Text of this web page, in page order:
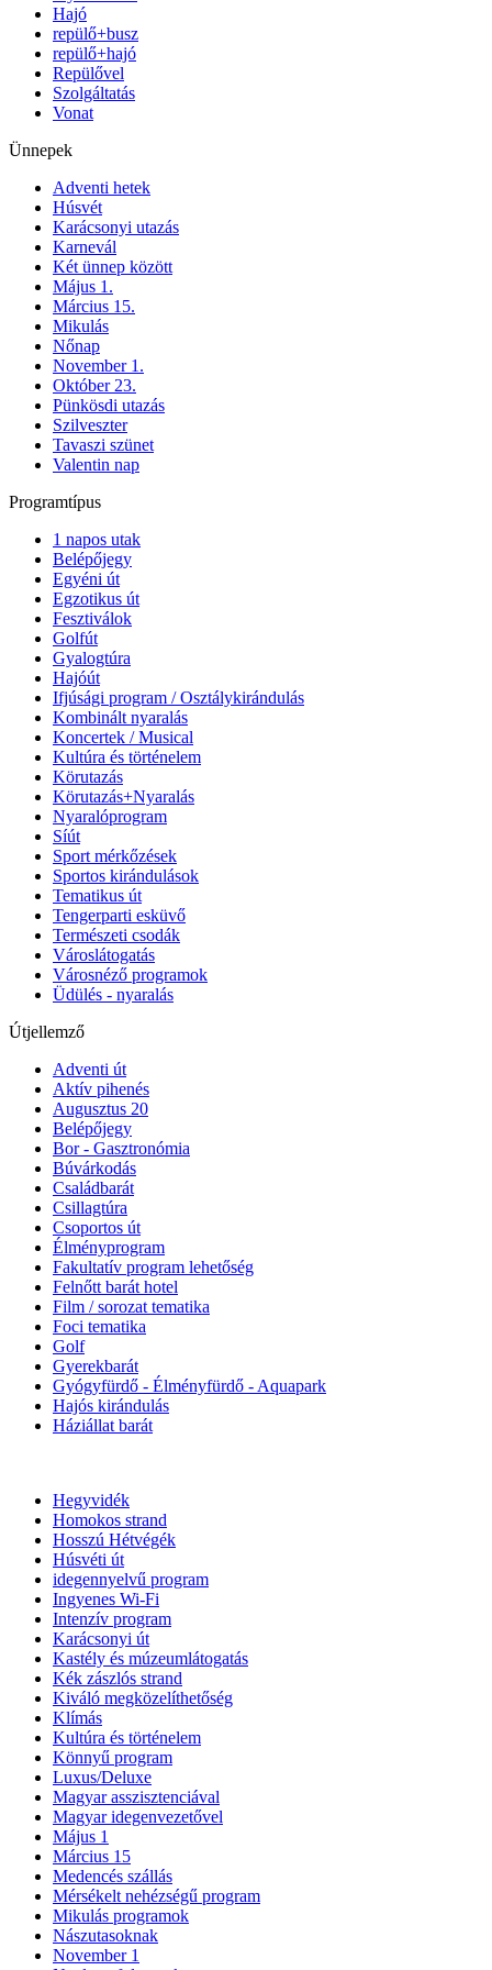
Hajó
repülő+busz
repülő+hajó
Repülővel
Szolgáltatás
Vonat
Ünnepek
Adventi hetek
Húsvét
Karácsonyi utazás
Karnevál
Két ünnep között
Május 1.
Március 15.
Mikulás
Nőnap
November 1.
Október 23.
Pünkösdi utazás
Szilveszter
Tavaszi szünet
Valentin nap
Programtípus
1 napos utak
Belépőjegy
Egyéni út
Egzotikus út
Fesztiválok
Golfút
Gyalogtúra
Hajóút
Ifjúsági program / Osztálykirándulás
Kombinált nyaralás
Koncertek / Musical
Kultúra és történelem
Körutazás
Körutazás+Nyaralás
Nyaralóprogram
Síút
Sport mérkőzések
Sportos kirándulások
Tematikus út
Tengerparti esküvő
Természeti csodák
Városlátogatás
Városnéző programok
Üdülés - nyaralás
Útjellemző
Adventi út
Aktív pihenés
Augusztus 20
Belépőjegy
Bor - Gasztronómia
Búvárkodás
Családbarát
Csillagtúra
Csoportos út
Élményprogram
Fakultatív program lehetőség
Felnőtt barát hotel
Film / sorozat tematika
Foci tematika
Golf
Gyerekbarát
Gyógyfürdő - Élményfürdő - Aquapark
Hajós kirándulás
Háziállat barát
Hegyvidék
Homokos strand
Hosszú Hétvégék
Húsvéti út
idegennyelvű program
Ingyenes Wi-Fi
Intenzív program
Karácsonyi út
Kastély és múzeumlátogatás
Kék zászlós strand
Kiváló megközelíthetőség
Klímás
Kultúra és történelem
Könnyű program
Luxus/Deluxe
Magyar asszisztenciával
Magyar idegenvezetővel
Május 1
Március 15
Medencés szállás
Mérsékelt nehézségű program
Mikulás programok
Nászutasoknak
November 1